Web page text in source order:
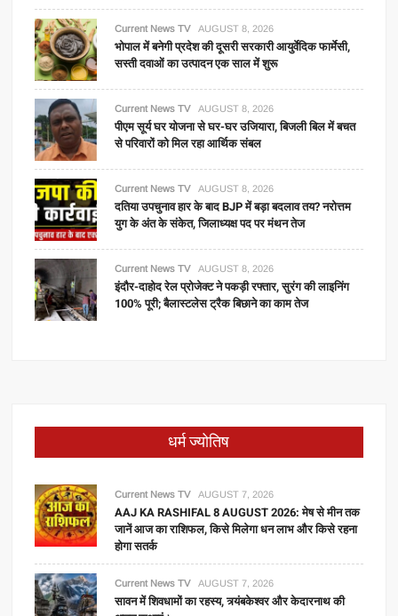
Current News TV AUGUST 8, 2026
भोपाल में बनेगी प्रदेश की दूसरी सरकारी आयुर्वेदिक फार्मेसी,
सस्ती दवाओं का उत्पादन एक साल में शुरू
Current News TV AUGUST 8, 2026
पीएम सूर्य घर योजना से घर-घर उजियारा, बिजली बिल में बचत
से परिवारों को मिल रहा आर्थिक संबल
Current News TV AUGUST 8, 2026
दतिया उपचुनाव हार के बाद BJP में बड़ा बदलाव तय? नरोत्तम
युग के अंत के संकेत, जिलाध्यक्ष पद पर मंथन तेज
Current News TV AUGUST 8, 2026
इंदौर-दाहोद रेल प्रोजेक्ट ने पकड़ी रफ्तार, सुरंग की लाइनिंग
100% पूरी; बैलास्टलेस ट्रैक बिछाने का काम तेज
धर्म ज्योतिष
Current News TV AUGUST 7, 2026
AAJ KA RASHIFAL 8 AUGUST 2026: मेष से मीन तक
जानें आज का राशिफल, किसे मिलेगा धन लाभ और किसे रहना
होगा सतर्क
Current News TV AUGUST 7, 2026
सावन में शिवधामों का रहस्य, त्र्यंबकेश्वर और केदारनाथ की